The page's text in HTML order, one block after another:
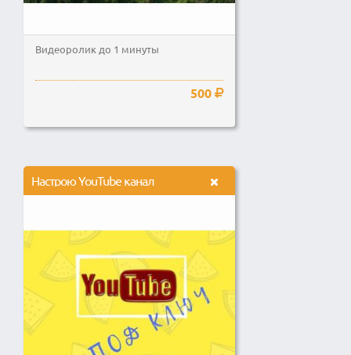
Видеоролик до 1 минуты
500
Настрою YouTube канал